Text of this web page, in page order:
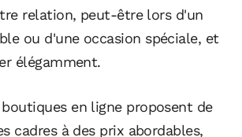
relation, peut-être lors d'un
ou d'une occasion spéciale, et
élégamment.
boutiques en ligne proposent de
cadres à des prix abordables,